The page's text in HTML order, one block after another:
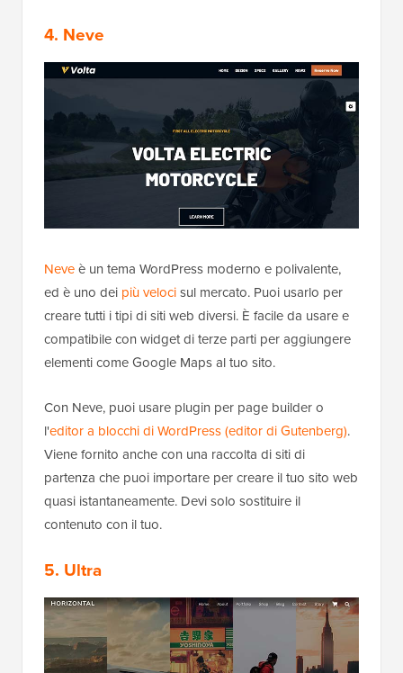
4. Neve
Neveè un tema WordPress moderno e polivalente,
ed è uno dei più velocisul mercato. Puoi usarlo per
creare tutti i tipi di siti web diversi. È facile da usare e
compatibile con widget di terze parti per aggiungere
elementi come Google Maps al tuo sito.
Con Neve, puoi usare plugin per page builder o
l'editor a blocchi di WordPress (editor di Gutenberg).
Viene fornito anche con una raccolta di siti di
partenza che puoi importare per creare il tuo sito web
quasi istantaneamente. Devi solo sostituire il
contenuto con il tuo.
5. Ultra